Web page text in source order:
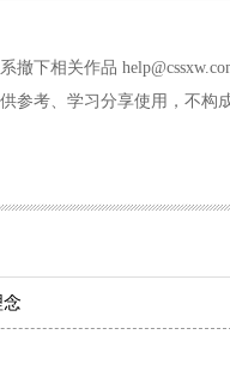
下相关作品
参考、学习分享使用，不构